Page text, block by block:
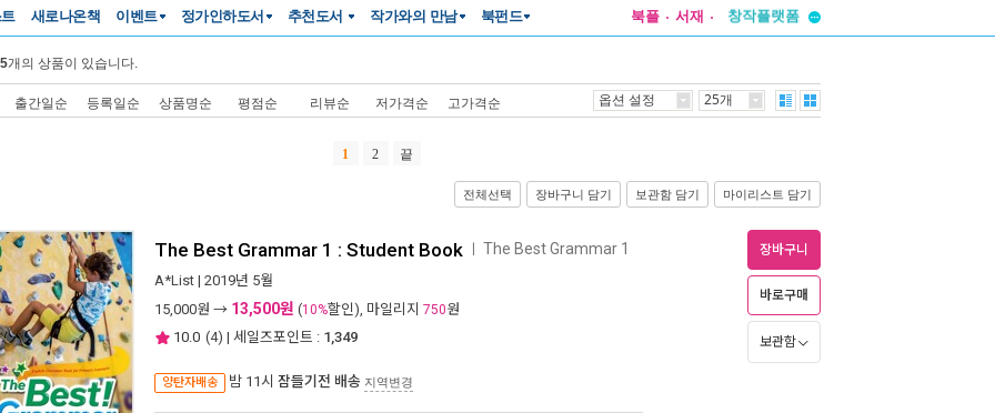
새로나온책 이벤트 정가인하도서 추천도서 작가와의 만남 북펀드 북플 서재
투비컨티뉴드
개의 상품이 있습니다.
출간일순 등록일순 상품명순 평점순 리뷰순 저가격순 고가격순 옵션 설정 25개
1 2 끝
전체선택 장바구니 담기 보관함 담기 마이리스트 담기
The Best Grammar 1 : Student Book The Best Grammar 1
A*List | 2019년 5월
15,000원 → 13,500원 (10%할인), 마일리지 750원
10.0 (4) | 세일즈포인트 : 1,349
양탄자배송 밤 11시 잠들기전 배송 지역변경
장바구니
바로구매
보관함